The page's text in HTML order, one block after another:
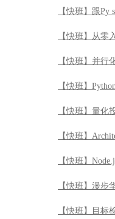
【快班】跟Py
【快班】从零
【快班】并行
【快班】
【快班】量化
【快班】
【快班】
【快班】漫步
【快班】目标